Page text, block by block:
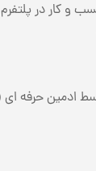
و کار در پلتفرم
ادمین حرفه ای